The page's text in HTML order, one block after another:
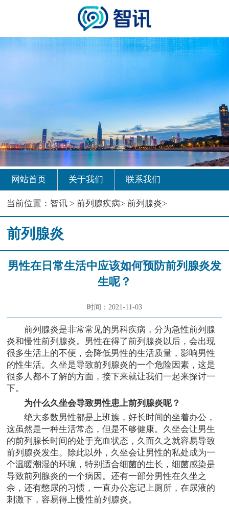
网站首页 关于我们 联系我们
当前位置： 智讯 >前列腺疾病>前列腺炎>
前列腺炎
男性在日常生活中应该如何预防前列腺炎发
生呢？
时间：2021-11-03
前列腺炎是非常常见的男科疾病，分为急性前列腺
炎和慢性前列腺炎。男性在得了前列腺炎以后，会出现
很多生活上的不便，会降低男性的生活质量，影响男性
的性生活。久坐是导致前列腺炎的一个危险因素，这是
很多人都不了解的方面，接下来就让我们一起来探讨一
下。
为什么久坐会导致男性患上前列腺炎呢？
绝大多数男性都是上班族，好长时间的坐着办公，
这虽然是一种生活常态，但是不够健康。久坐会让男生
的前列腺长时间的处于充血状态，久而久之就容易导致
前列腺炎发生。除此以外，久坐会让男性的私处成为一
个温暖潮湿的环境，特别适合细菌的生长，细菌感染是
导致前列腺炎的一个病因。还有一部分男性在久坐之
余，还有憋尿的习惯，一直办公忘记上厕所，在尿液的
刺激下，容易得上慢性前列腺炎。